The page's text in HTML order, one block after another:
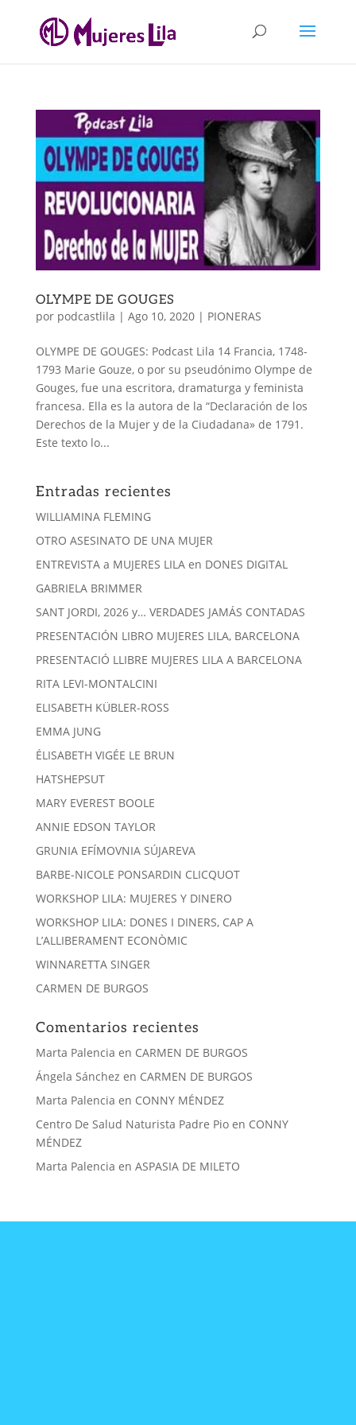
OLYMPE DE GOUGES
por podcastlila | Ago 10, 2020| PIONERAS
OLYMPE DE GOUGES: Podcast Lila 14 Francia, 1748-
1793 Marie Gouze, o por su pseudónimo Olympe de
Gouges, fue una escritora, dramaturga y feminista
francesa. Ella es la autora de la “Declaración de los
Derechos de la Mujer y de la Ciudadana» de 1791.
Este texto lo...
Entradas recientes
WILLIAMINA FLEMING
OTRO ASESINATO DE UNA MUJER
ENTREVISTA a MUJERES LILA en DONES DIGITAL
GABRIELA BRIMMER
SANT JORDI, 2026 y… VERDADES JAMÁS CONTADAS
PRESENTACIÓN LIBRO MUJERES LILA, BARCELONA
PRESENTACIÓ LLIBRE MUJERES LILA A BARCELONA
RITA LEVI-MONTALCINI
ELISABETH KÜBLER-ROSS
EMMA JUNG
ÉLISABETH VIGÉE LE BRUN
HATSHEPSUT
MARY EVEREST BOOLE
ANNIE EDSON TAYLOR
GRUNIA EFÍMOVNIA SÚJAREVA
BARBE-NICOLE PONSARDIN CLICQUOT
WORKSHOP LILA: MUJERES Y DINERO
WORKSHOP LILA: DONES I DINERS, CAP A
L’ALLIBERAMENT ECONÒMIC
WINNARETTA SINGER
CARMEN DE BURGOS
Comentarios recientes
Marta Palencia en CARMEN DE BURGOS
Ángela Sánchez en CARMEN DE BURGOS
Marta Palencia en CONNY MÉNDEZ
Centro De Salud Naturista Padre Pioen CONNY
MÉNDEZ
Marta Palencia en ASPASIA DE MILETO